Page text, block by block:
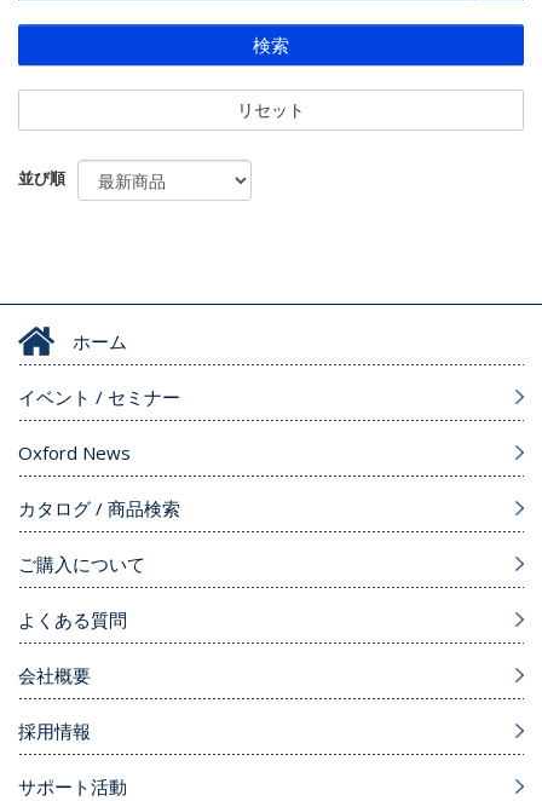
検索
リセット
並び順
ホーム
イベント / セミナー
Oxford News
カタログ / 商品検索
ご購入について
よくある質問
会社概要
採用情報
サポート活動